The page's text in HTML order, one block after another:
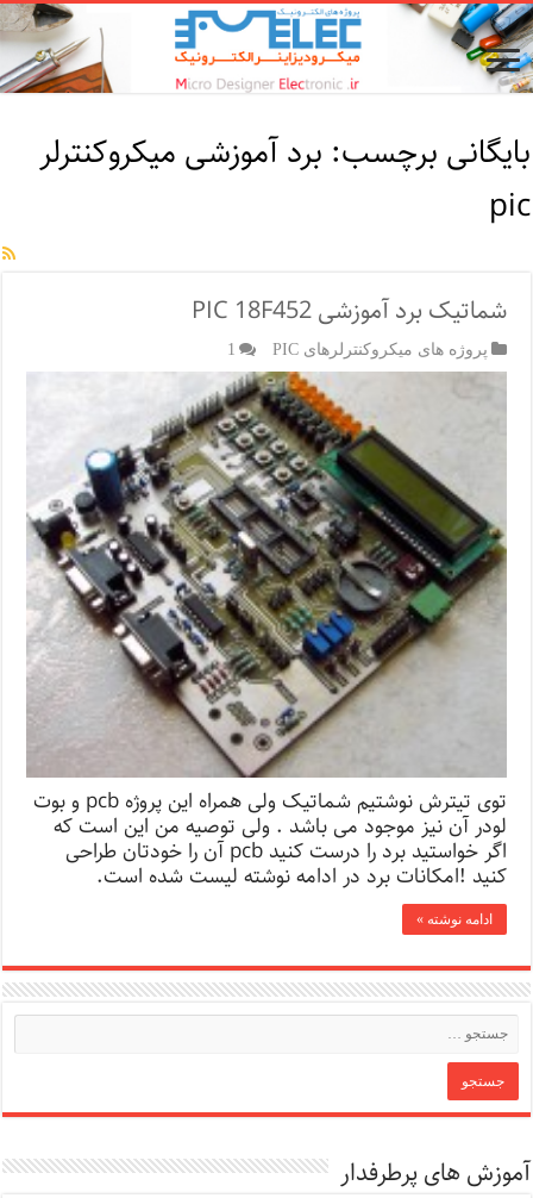
بایگانی برچسب: برد آموزشی میکروکنترلر
pic
شماتیک برد آموزشی PIC 18F452
پروژه های میکروکنترلرهای PIC 1
توی تیترش نوشتیم شماتیک ولی همراه این پروژه pcb و بوت
لودر آن نیز موجود می باشد . ولی توصیه من این است که
اگر خواستید برد را درست کنید pcb آن را خودتان طراحی
کنید !امکانات برد در ادامه نوشته لیست شده است.
ادامه نوشته »
آموزش های پرطرفدار